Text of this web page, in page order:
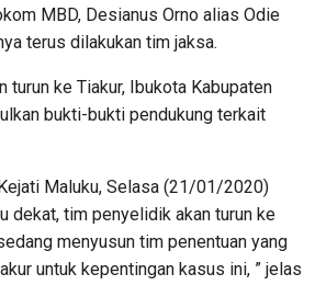
MBD, Desianus Orno alias Odie
terus dilakukan tim jaksa.
turun ke Tiakur, Ibukota Kabupaten
bukti-bukti pendukung terkait
Maluku, Selasa (21/01/2020)
dekat, tim penyelidik akan turun ke
menyusun tim penentuan yang
untuk kepentingan kasus ini, ” jelas